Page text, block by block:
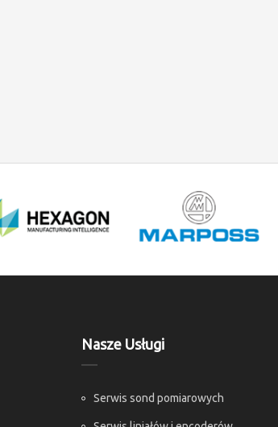
Nasze Usługi
Serwis sond pomiarowych